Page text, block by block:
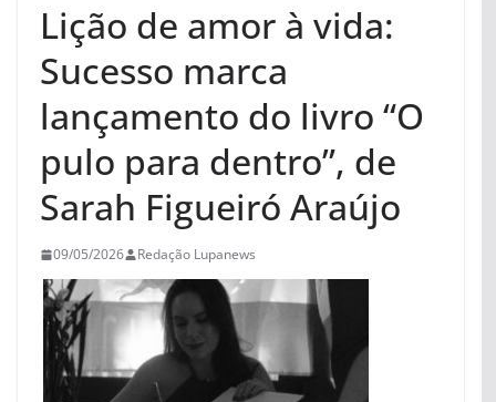
Lição de amor à vida:
Sucesso marca
lançamento do livro “O
pulo para dentro”, de
Sarah Figueiró Araújo
09/05/2026 Redação Lupanews